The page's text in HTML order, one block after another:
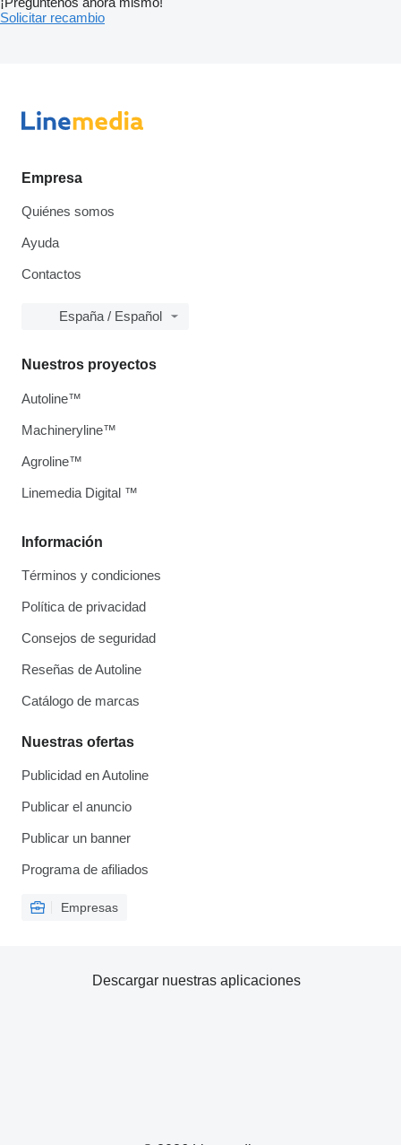
Solicitar recambio
Empresa
Quiénes somos
Ayuda
Contactos
España / Español
Información
Términos y condiciones
Política de privacidad
Consejos de seguridad
Reseñas de Autoline
Catálogo de marcas
Nuestras ofertas
Publicidad en Autoline
Publicar el anuncio
Publicar un banner
Programa de afiliados
Empresas
Nuestros proyectos
Autoline™
Machineryline™
Agroline™
Linemedia Digital ™
Descargar nuestras aplicaciones